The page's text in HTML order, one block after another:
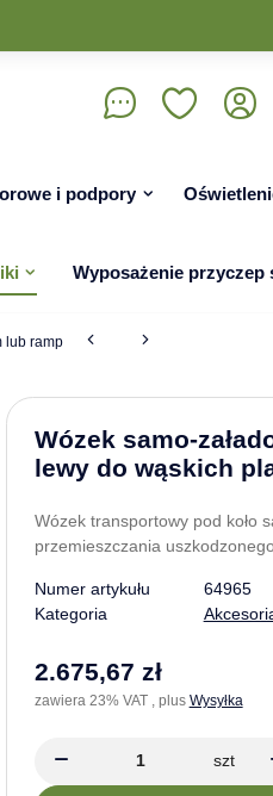
i podpory
Wyposażenie przyczep
lub ramp
Wózek samo-
lewy do wąskich
Wózek transportowy pod koło
przemieszczania
Numer artykułu
64965
Kategoria
2.675,67 zł
zawiera 23% VAT , plus Wysyłka
szt